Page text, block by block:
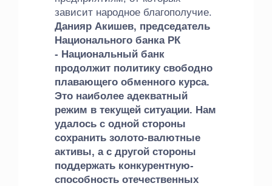
зависит народное благополучие.
Данияр Акишев, председатель
Национального банка РК
- Национальный банк
продолжит политику свободно
плавающего обменного курса.
Это наиболее адекватный
режим в текущей ситуации. Нам
удалось с одной стороны
сохранить золото-валютные
активы, а с другой стороны
поддержать конкурентную-
способность отечественных